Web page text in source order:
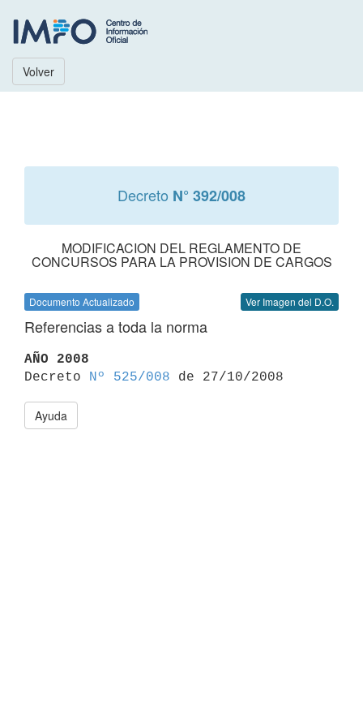
Volver
Decreto N° 392/008
MODIFICACION DEL REGLAMENTO DE
CONCURSOS PARA LA PROVISION DE CARGOS
Documento Actualizado Ver Imagen del D.O.
Referencias a toda la norma
AÑO 2008
Decreto
Nº 525/008
Ayuda